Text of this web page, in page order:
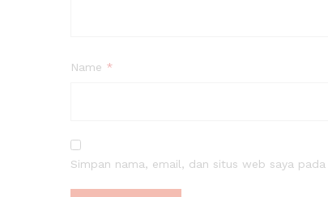
Name *
Simpan nama, email, dan situs web saya